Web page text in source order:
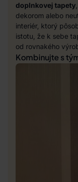
doplnkovej tapety
dekorom alebo
interiér, ktorý
istotu, že k sebe
od rovnakého
Kombinujte s